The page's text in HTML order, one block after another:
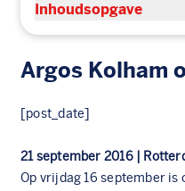
Inhoudsopgave
Argos Kolham
[post_date]
21 september 2016 |
Op vrijdag 16 september